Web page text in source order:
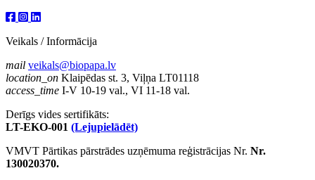
Veikals / Informācija
mail veikals@biopapa.lv
location_on Klaipēdas st. 3, Viļņa LT01118
access_time I-V 10-19 val., VI 11-18 val.
Derīgs vides sertifikāts:
LT-EKO-001 (Lejupielādēt)
VMVT Pārtikas pārstrādes uzņēmuma reģistrācijas Nr. Nr.
130020370.